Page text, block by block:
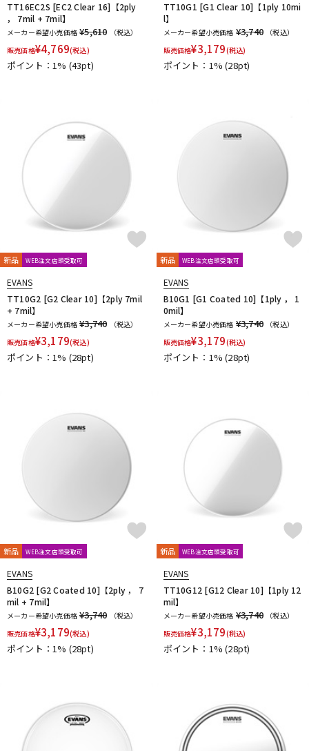
TT16EC2S [EC2 Clear 16]【2ply
， 7mil + 7mil】
メーカー希望小売価格 ¥5,610
（税込）
販売価格¥4,769(税込)
ポイント：1% (43pt)
TT10G1 [G1 Clear 10]【1ply 10mi
l】
メーカー希望小売価格 ¥3,740
（税込）
販売価格¥3,179(税込)
ポイント：1%(28pt)
新品 WEB注文店頭受取可
EVANS
TT10G2 [G2 Clear 10]【2ply 7mil
+ 7mil】
メーカー希望小売価格 ¥3,740
（税込）
販売価格¥3,179(税込)
ポイント：1% (28pt)
新品 WEB注文店頭受取可
EVANS
B10G1 [G1 Coated 10]【1ply ， 1
0mil】
メーカー希望小売価格 ¥3,740
（税込）
販売価格¥3,179(税込)
ポイント：1%(28pt)
新品 WEB注文店頭受取可
EVANS
B10G2 [G2 Coated 10]【2ply ， 7
mil + 7mil】
メーカー希望小売価格 ¥3,740
（税込）
販売価格¥3,179(税込)
ポイント：1% (28pt)
新品 WEB注文店頭受取可
EVANS
TT10G12 [G12 Clear 10]【1ply 12
mil】
メーカー希望小売価格 ¥3,740
（税込）
販売価格¥3,179(税込)
ポイント：1%(28pt)